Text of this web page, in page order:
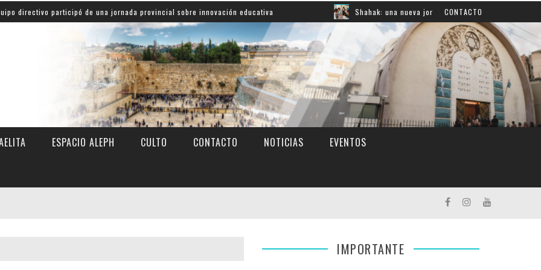
participó de una jornada provincial sobre innovación educativa Shahak: una nueva jornada para reflexionar sobre la
CONTACTO
ESPACIO ALEPH CULTO CONTACTO NOTICIAS EVENTOS
IMPORTANTE